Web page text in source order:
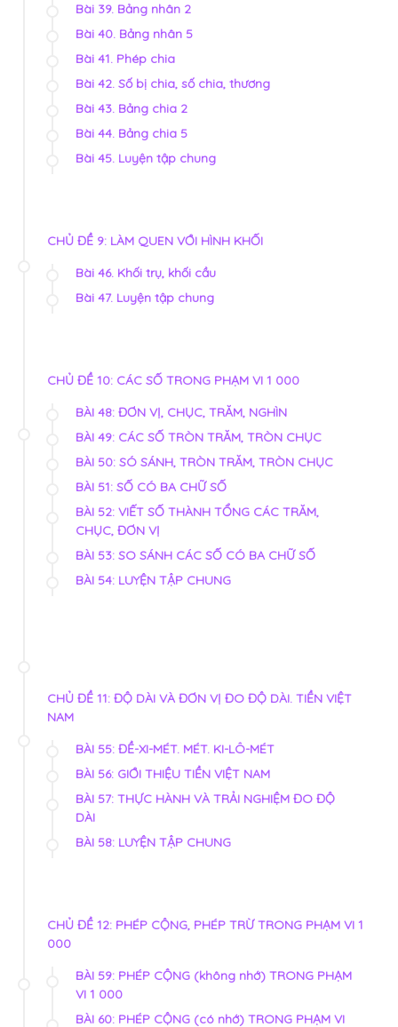
Bài 39. Bảng nhân 2
Bài 40. Bảng nhân 5
Bài 41. Phép chia
Bài 42. Số bị chia, số chia, thương
Bài 43. Bảng chia 2
Bài 44. Bảng chia 5
Bài 45. Luyện tập chung
CHỦ ĐỀ 9: LÀM QUEN VỚI HÌNH KHỐI
Bài 46. Khối trụ, khối cầu
Bài 47. Luyện tập chung
CHỦ ĐỀ 10: CÁC SỐ TRONG PHẠM VI 1 000
BÀI 48: ĐƠN VỊ, CHỤC, TRĂM, NGHÌN
BÀI 49: CÁC SỐ TRÒN TRĂM, TRÒN CHỤC
BÀI 50: SÓ SÁNH, TRÒN TRĂM, TRÒN CHỤC
BÀI 51: SỐ CÓ BA CHỮ SỐ
BÀI 52: VIẾT SỐ THÀNH TỔNG CÁC TRĂM,
CHỤC, ĐƠN VỊ
BÀI 53: SO SÁNH CÁC SỐ CÓ BA CHỮ SỐ
BÀI 54: LUYỆN TẬP CHUNG
CHỦ ĐỀ 11: ĐỘ DÀI VÀ ĐƠN VỊ ĐO ĐỘ DÀI. TIỀN VIỆT
NAM
BÀI 55: ĐỀ-XI-MÉT. MÉT. KI-LÔ-MÉT
BÀI 56: GIỚI THIỆU TIỀN VIỆT NAM
BÀI 57: THỰC HÀNH VÀ TRẢI NGHIỆM ĐO ĐỘ
DÀI
BÀI 58: LUYỆN TẬP CHUNG
CHỦ ĐỀ 12: PHÉP CỘNG, PHÉP TRỪ TRONG PHẠM VI 1
000
BÀI 59: PHÉP CỘNG (không nhớ) TRONG PHẠM
VI 1 000
BÀI 60: PHÉP CỘNG (có nhớ) TRONG PHẠM VI